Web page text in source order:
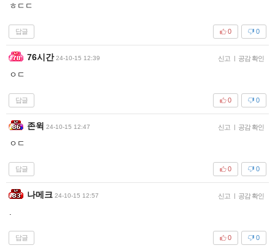
ㅎㄷㄷ
답글 0
0
76시간 24-10-15 12:39 신고 | 공감 확인
ㅇㄷ
답글 0
0
존윅 24-10-15 12:47 신고 | 공감 확인
ㅇㄷ
답글 0
0
나메크 24-10-15 12:57 신고 | 공감 확인
답글 0
0